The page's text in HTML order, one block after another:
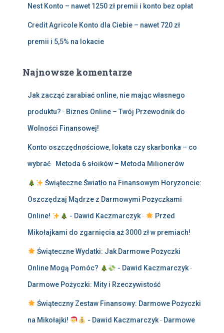
Nest Konto – nawet 1250 zł premii i konto bez opłat
Credit Agricole Konto dla Ciebie – nawet 720 zł
premii i 5,5% na lokacie
Najnowsze komentarze
Jak zacząć zarabiać online, nie mając własnego
produktu? - Biznes Online – Twój Przewodnik do
Wolności Finansowej!
Konto oszczędnościowe, lokata czy skarbonka – co
wybrać- Metoda 6 słoików – Metoda Milionerów
Świąteczne Światło na Finansowym Horyzoncie:
Oszczędzaj Mądrze z Darmowymi Pożyczkami
Online! - Dawid Kaczmarczyk- Przed
Mikołajkami do zgarnięcia aż 3000 zł w premiach!
Świąteczne Wydatki: Jak Darmowe Pożyczki
Online Mogą Pomóc? - Dawid Kaczmarczyk-
Darmowe Pożyczki: Mity i Rzeczywistość
Świąteczny Zestaw Finansowy: Darmowe Pożyczki
na Mikołajki! - Dawid Kaczmarczyk- Darmowe